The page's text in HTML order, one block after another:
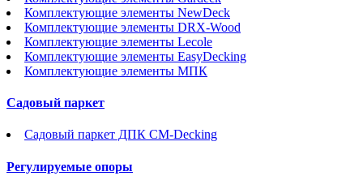
Комплектующие элементы NewDeck
Комплектующие элементы DRX-Wood
Комплектующие элементы Lecole
Комплектующие элементы EasyDecking
Комплектующие элементы МПК
Садовый паркет
Садовый паркет ДПК CM-Decking
Регулируемые опоры